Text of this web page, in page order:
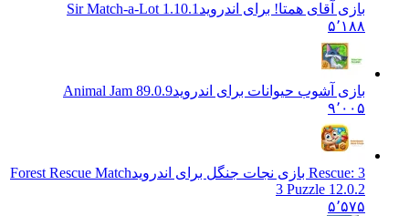
بازی آقای همتا! برای اندروید Sir Match-a-Lot 1.10.1
۵٬۱۸۸
بازی آشوب حیوانات برای اندرویدAnimal Jam 89.0.9
۹٬۰۰۵
Rescue: 3 بازی نجات جنگل برای اندروید
Forest Rescue Match
3 Puzzle 12.0.2
۵٬۵۷۵